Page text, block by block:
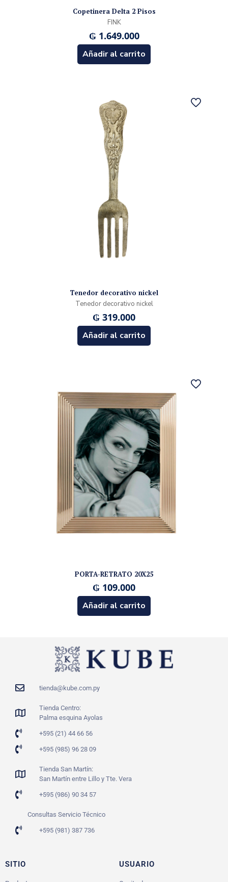
Copetinera Delta 2 Pisos
FINK
₲1.649.000
Añadir al carrito
Tenedor decorativo nickel
Tenedor decorativo nickel
₲ 319.000
Añadir al carrito
PORTA-RETRATO 20X25
₲ 109.000
Añadir al carrito
tienda@kube.com.py
Tienda Centro:
Palma esquina Ayolas
+595 (21) 44 66 56
+595 (985) 96 28 09
Tienda San Martín:
San Martín entre Lillo y Tte. Vera
+595 (986) 90 34 57
Consultas Servicio Técnico
+595 (981) 387 736
SITIO USUARIO